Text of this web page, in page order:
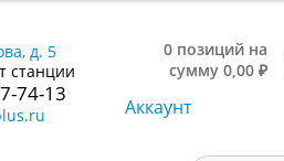
д. 5
станции
74-13
0 позиций на
сумму 0,00 ₽
Аккаунт